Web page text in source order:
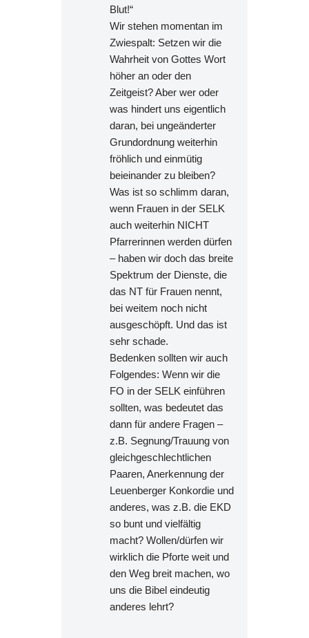
Blut!“
Wir stehen momentan im
Zwiespalt: Setzen wir die
Wahrheit von Gottes Wort
höher an oder den
Zeitgeist? Aber wer oder
was hindert uns eigentlich
daran, bei ungeänderter
Grundordnung weiterhin
fröhlich und einmütig
beieinander zu bleiben?
Was ist so schlimm daran,
wenn Frauen in der SELK
auch weiterhin NICHT
Pfarrerinnen werden dürfen
– haben wir doch das breite
Spektrum der Dienste, die
das NT für Frauen nennt,
bei weitem noch nicht
ausgeschöpft. Und das ist
sehr schade.
Bedenken sollten wir auch
Folgendes: Wenn wir die
FO in der SELK einführen
sollten, was bedeutet das
dann für andere Fragen –
z.B. Segnung/Trauung von
gleichgeschlechtlichen
Paaren, Anerkennung der
Leuenberger Konkordie und
anderes, was z.B. die EKD
so bunt und vielfältig
macht? Wollen/dürfen wir
wirklich die Pforte weit und
den Weg breit machen, wo
uns die Bibel eindeutig
anderes lehrt?